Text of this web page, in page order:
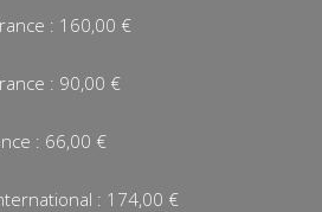
: 160,00 €
: 90,00 €
: 66,00 €
: 174,00 €